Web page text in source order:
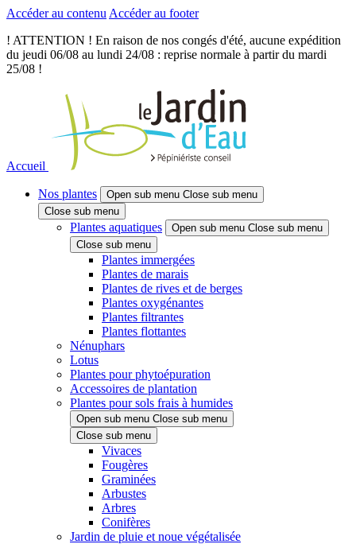
Accéder au contenu Accéder au footer
! ATTENTION ! En raison de nos congés d'été, aucune expédition
du jeudi 06/08 au lundi 24/08 : reprise normale à partir du mardi
25/08 !
Accueil
Nos plantes Open sub menu Close sub menu
Close sub menu
Plantes aquatiques Open sub menu Close sub menu
Close sub menu
Plantes immergées
Plantes de marais
Plantes de rives et de berges
Plantes oxygénantes
Plantes filtrantes
Plantes flottantes
Nénuphars
Lotus
Plantes pour phytoépuration
Accessoires de plantation
Plantes pour sols frais à humides
Open sub menu Close sub menu
Close sub menu
Vivaces
Fougères
Graminées
Arbustes
Arbres
Conifères
Jardin de pluie et noue végétalisée